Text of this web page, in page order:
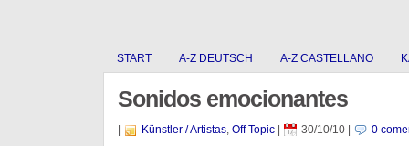
START A-Z DEUTSCH A-Z CASTELLANO
Sonidos emocionantes
Künstler / Artistas, Off Topic| 30/10/10| 0